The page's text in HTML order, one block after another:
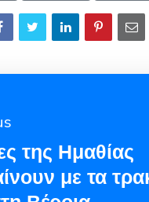
της Ημαθίας
με τα